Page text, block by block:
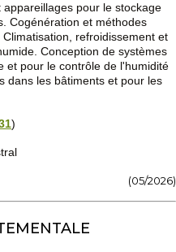
pour le stockage
Cogénération et méthodes
refroidissement et
Conception de systèmes
et pour le contrôle de l'humidité
dans les bâtiments et pour les
)
(05/2026)